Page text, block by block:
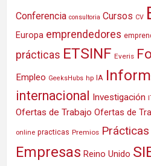
Conferencia consultoria Cursos CV
Europa emprendedores
prácticas ETSINF Everis
Empleo GeeksHubs hp IA
internacional Investigación
Ofertas de Trabajo Ofertas de
online practicas Premios Prácticas
Empresas Reino Unido